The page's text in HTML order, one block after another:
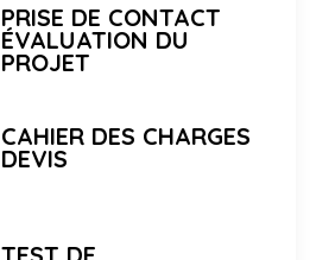
PRISE DE CONTACT
ÉVALUATION DU
PROJET
CAHIER DES CHARGES
DEVIS